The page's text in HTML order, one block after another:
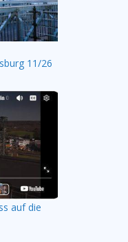
11/26
auf die